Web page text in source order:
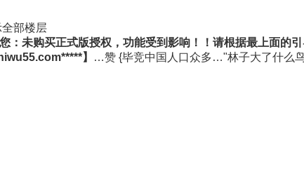
全部楼层
您：未购买正式版授权，功能受到影响！！请根据最上面的
】
…赞 {毕竞中国人口众多…"林子大了什么